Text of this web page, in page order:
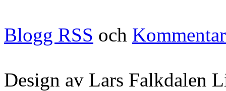
Blogg RSS och
Design av Lars Falkdalen